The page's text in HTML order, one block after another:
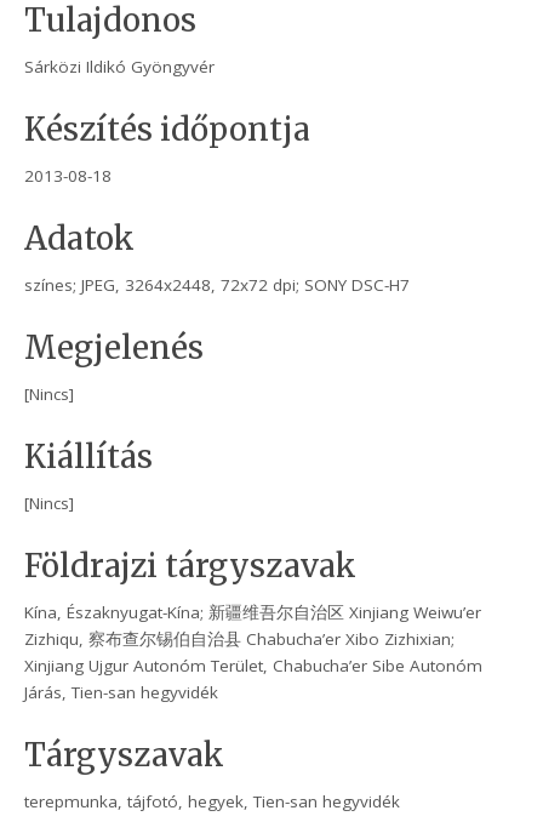
Tulajdonos
Sárközi Ildikó Gyöngyvér
Készítés időpontja
2013-08-18
Adatok
színes; JPEG, 3264x2448, 72x72 dpi; SONY DSC-H7
Megjelenés
[Nincs]
Kiállítás
[Nincs]
Földrajzi tárgyszavak
Kína, Északnyugat-Kína; 新疆维吾尔自治区 Xinjiang Weiwu’er
Zizhiqu, 察布查尔锡伯自治县 Chabucha’er Xibo Zizhixian;
Xinjiang Ujgur Autonóm Terület, Chabucha’er Sibe Autonóm
Járás, Tien-san hegyvidék
Tárgyszavak
terepmunka, tájfotó, hegyek, Tien-san hegyvidék